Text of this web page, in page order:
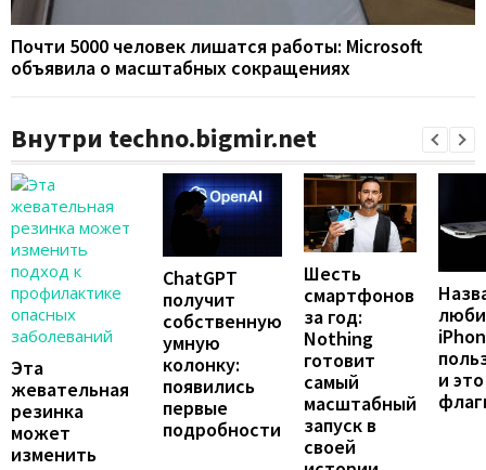
Почти 5000 человек лишатся работы: Microsoft
объявила о масштабных сокращениях
Внутри techno.bigmir.net
Эта
жевательная
резинка
может
изменить
ChatGPT
получит
собственную
умную
колонку:
появились
первые
подробности
Шесть
смартфонов
за год:
Nothing
готовит
самый
масштабный
запуск в
своей
и